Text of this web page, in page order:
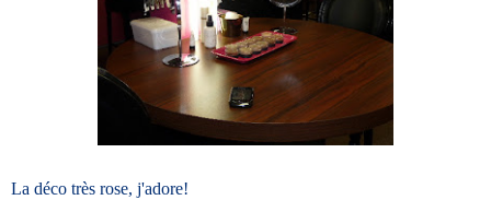
La déco très rose, j'adore!